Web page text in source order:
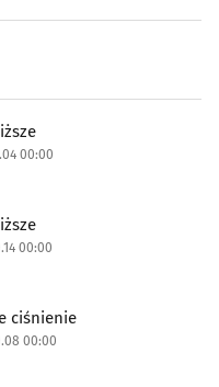
00:00
00:00
ciśnienie
00:00